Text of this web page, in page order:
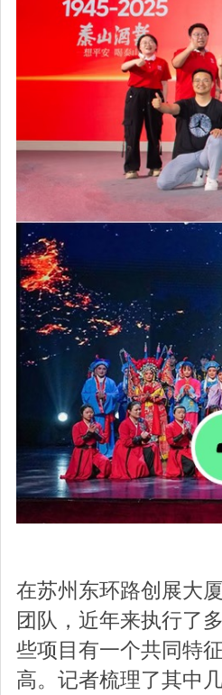
在苏州东环路创展大
团队，近年来执行了
些项目有一个共同特
高。记者梳理了其中